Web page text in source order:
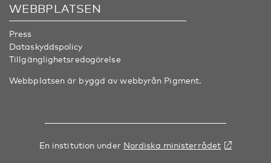
WEBBPLATSEN
Press
Dataskyddspolicy
Tillgänglighetsredogörelse
Webbplatsen är byggd av webbyrån Pigment.
En institution under Nordiska ministerrådet